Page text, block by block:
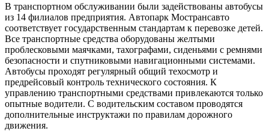
В транспортном обслуживании были задействованы автобусы
из 14 филиалов предприятия. Автопарк Мострансавто
соответствует государственным стандартам к перевозке детей.
Все транспортные средства оборудованы желтыми
проблесковыми маячками, тахографами, сиденьями с ремнями
безопасности и спутниковыми навигационными системами.
Автобусы проходят регулярный общий техосмотр и
предрейсовый контроль технического состояния. К
управлению транспортными средствами привлекаются только
опытные водители. С водительским составом проводятся
дополнительные инструктажи по правилам дорожного
движения.